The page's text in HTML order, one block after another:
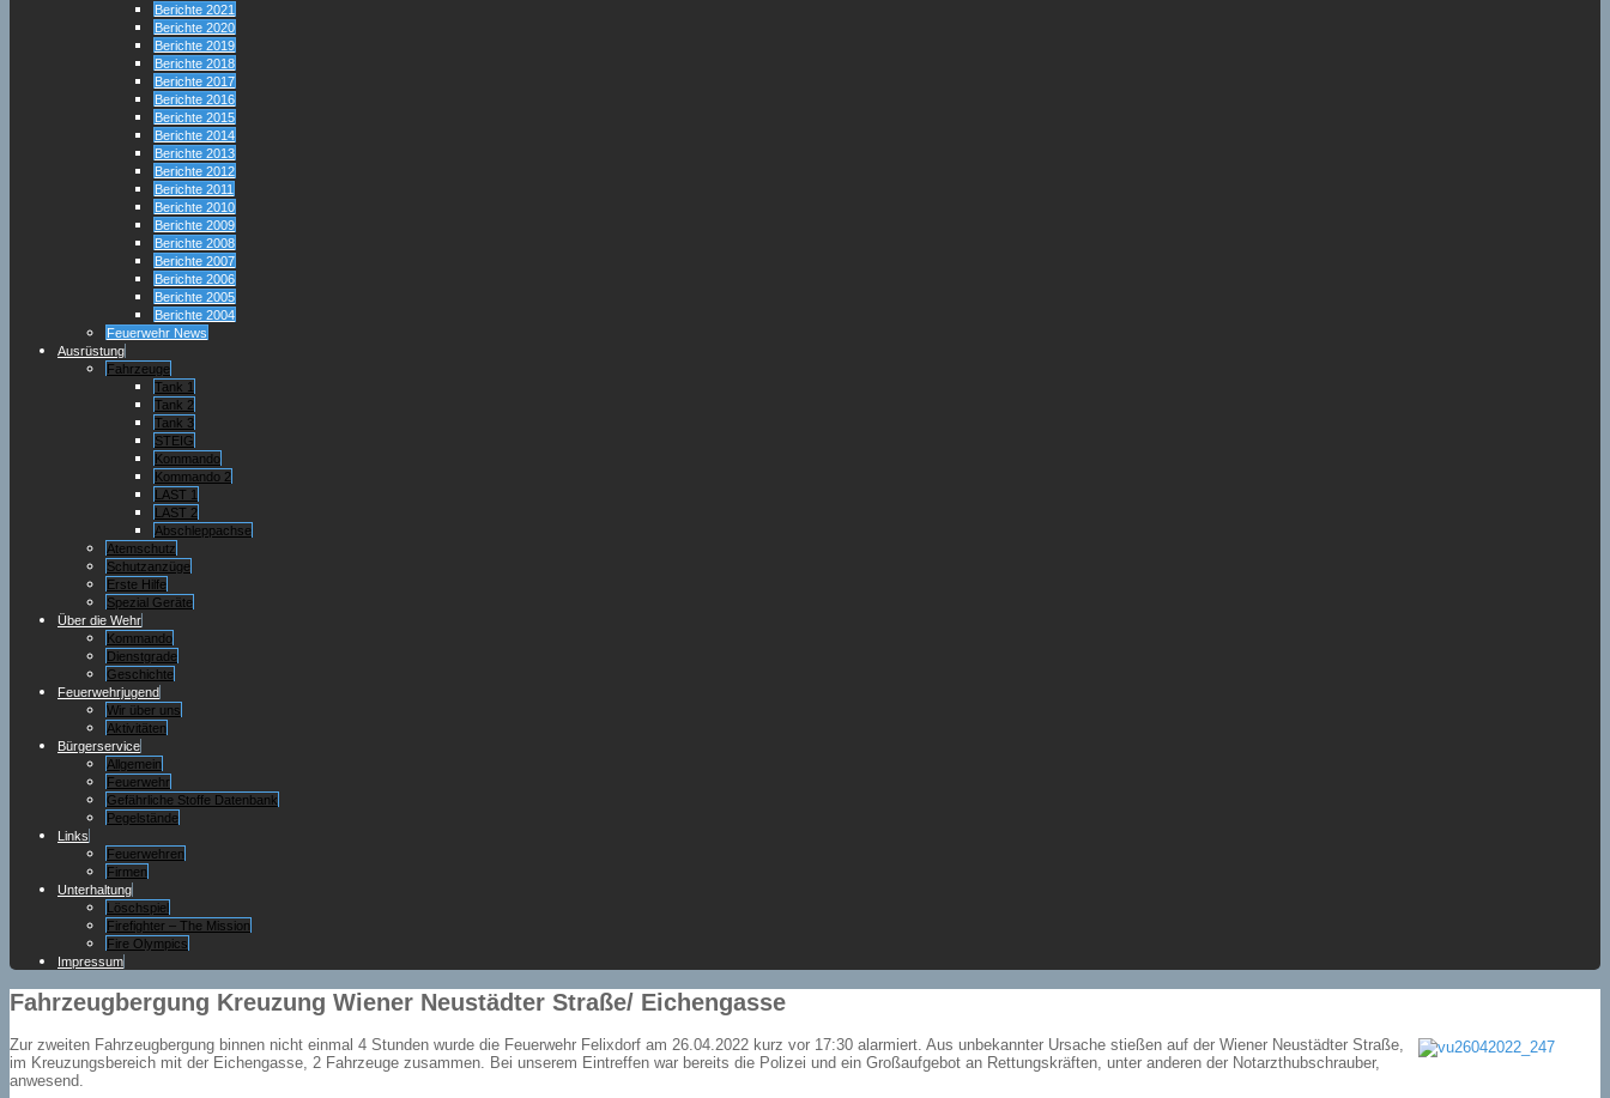
Berichte 2021
Berichte 2020
Berichte 2019
Berichte 2018
Berichte 2017
Berichte 2016
Berichte 2015
Berichte 2014
Berichte 2013
Berichte 2012
Berichte 2011
Berichte 2010
Berichte 2009
Berichte 2008
Berichte 2007
Berichte 2006
Berichte 2005
Berichte 2004
Feuerwehr News
Ausrüstung
Fahrzeuge
Tank 1
Tank 2
Tank 3
STEIG
Kommando
Kommando 2
LAST 1
LAST 2
Abschleppachse
Atemschutz
Schutzanzüge
Erste Hilfe
Spezial Geräte
Über die Wehr
Kommando
Dienstgrade
Geschichte
Feuerwehrjugend
Wir über uns
Aktivitäten
Bürgerservice
Allgemein
Feuerwehr
Gefährliche Stoffe Datenbank
Pegelstände
Links
Feuerwehren
Firmen
Unterhaltung
Löschspiel
Firefighter – The Mission
Fire Olympics
Impressum
Fahrzeugbergung Kreuzung Wiener Neustädter Straße/ Eichengasse
Zur zweiten Fahrzeugbergung binnen nicht einmal 4 Stunden wurde die Feuerwehr Felixdorf am 26.04.2022 kurz vor 17:30 alarmiert. Aus unbekannter Ursache stießen auf der Wiener Neustädter Straße,
im Kreuzungsbereich mit der Eichengasse, 2 Fahrzeuge zusammen. Bei unserem Eintreffen war bereits die Polizei und ein Großaufgebot an Rettungskräften, unter anderen der Notarzthubschrauber,
anwesend.